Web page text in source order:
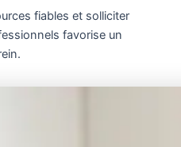
fiables et solliciter
favorise un